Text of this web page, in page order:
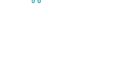
金存款證明，赴澳護照有